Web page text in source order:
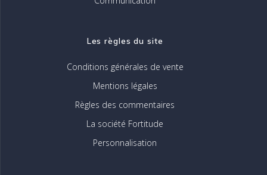
Les règles du site
Conditions générales de vente
Mentions légales
Règles des commentaires
La société Fortitude
Personnalisation